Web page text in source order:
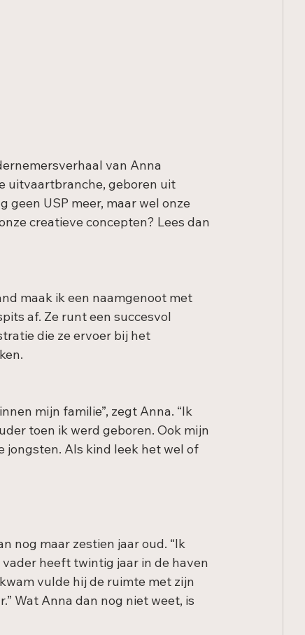
van Anna
uitvaartbranche, geboren uit
USP meer, maar wel onze
creatieve concepten? Lees dan
maak ik een naamgenoot met
af. Ze runt een succesvol
die ze ervoer bij het
mijn familie”, zegt Anna. “Ik
toen ik werd geboren. Ook mijn
jongsten. Als kind leek het wel of
nog maar zestien jaar oud. “Ik
vader heeft twintig jaar in de haven
vulde hij de ruimte met zijn
Wat Anna dan nog niet weet, is